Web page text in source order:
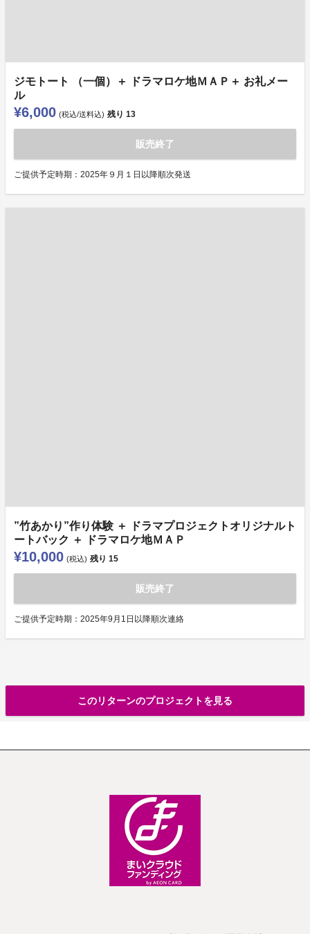
ジモトート （一個）＋ ドラマロケ地ＭＡＰ＋ お礼メー
ル
¥6,000 (税込/送料込) 残り 13
販売終了
ご提供予定時期：2025年９月１日以降順次発送
”竹あかり”作り体験 ＋ ドラマプロジェクトオリジナルト
ートバック ＋ ドラマロケ地ＭＡＰ
¥10,000 (税込) 残り 15
販売終了
ご提供予定時期：2025年9月1日以降順次連絡
このリターンのプロジェクトを見る